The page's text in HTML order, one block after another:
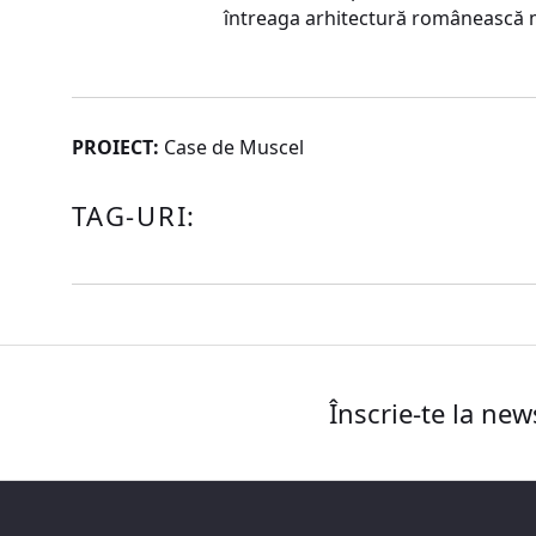
întreaga arhitectură românească
PROIECT: Case de Muscel
TAG-URI:
Înscrie-te la